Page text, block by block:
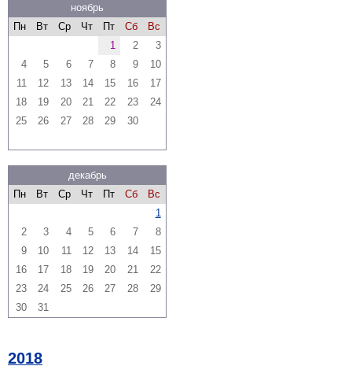
ноябрь
Пн
Вт Ср Чт Пт Сб
Вс
1
2
3
4
5 6 7 8 9
10
11
12 13 14 15 16
17
18
19 20 21 22 23
24
25
26 27 28 29 30
декабрь
Пн
Вт Ср Чт Пт Сб
Вс
1
2
3 4 5 6 7
8
9
10 11 12 13 14
15
16
17 18 19 20 21
22
23
24 25 26 27 28
29
30
31
2018